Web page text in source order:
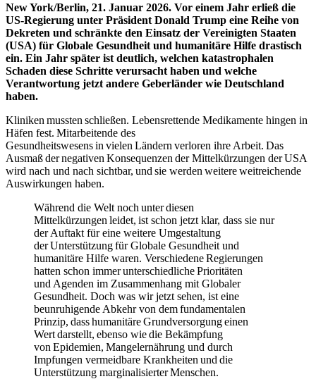
New York/Berlin, 21. Januar 2026. Vor einem Jahr erließ die
US-Regierung unter Präsident Donald Trump eine Reihe von
Dekreten und schränkte den Einsatz der Vereinigten Staaten
(USA) für Globale Gesundheit und humanitäre Hilfe drastisch
ein. Ein Jahr später ist deutlich, welchen katastrophalen
Schaden diese Schritte verursacht haben und welche
Verantwortung jetzt andere Geberländer wie Deutschland
haben.
Kliniken mussten schließen. Lebensrettende Medikamente hingen in
Häfen fest. Mitarbeitende des
Gesundheitswesens in vielen Ländern verloren ihre Arbeit. Das
Ausmaß der negativen Konsequenzen der Mittelkürzungen der USA
wird nach und nach sichtbar, und sie werden weitere weitreichende
Auswirkungen haben.
Während die Welt noch unter diesen
Mittelkürzungen leidet, ist schon jetzt klar, dass sie nur
der Auftakt für eine weitere Umgestaltung
der Unterstützung für Globale Gesundheit und
humanitäre Hilfe waren. Verschiedene Regierungen
hatten schon immer unterschiedliche Prioritäten
und Agenden im Zusammenhang mit Globaler
Gesundheit. Doch was wir jetzt sehen, ist eine
beunruhigende Abkehr von dem fundamentalen
Prinzip, dass humanitäre Grundversorgung einen
Wert darstellt, ebenso wie die Bekämpfung
von Epidemien, Mangelernährung und durch
Impfungen vermeidbare Krankheiten und die
Unterstützung marginalisierter Menschen.